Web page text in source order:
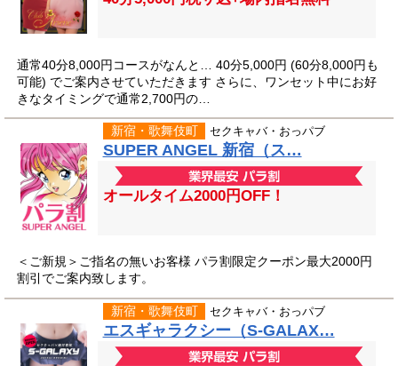
通常40分8,000円コースがなんと… 40分5,000円 (60分8,000円も
可能) でご案内させていただきます さらに、ワンセット中にお好
きなタイミングで通常2,700円の…
新宿・歌舞伎町 セクキャバ・おっパブ
SUPER ANGEL 新宿（ス…
オールタイム2000円OFF！
＜ご新規＞ご指名の無いお客様 パラ割限定クーポン最大2000円
割引でご案内致します。
新宿・歌舞伎町 セクキャバ・おっパブ
エスギャラクシー（S-GALAX…